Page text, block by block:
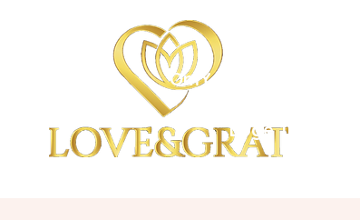
OmYoga i Arboga &
Kampen om det
Loge 111